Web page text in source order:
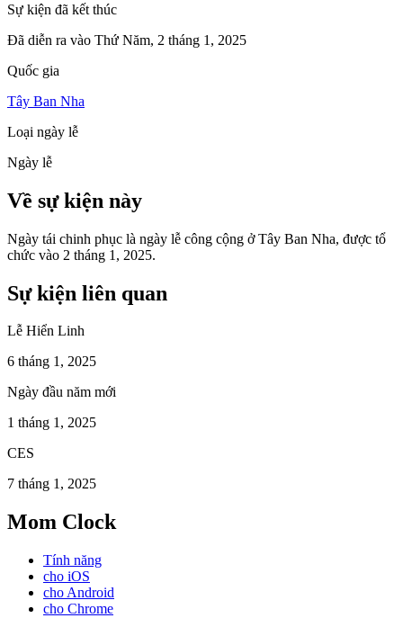
Sự kiện đã kết thúc
Đã diễn ra vào Thứ Năm, 2 tháng 1, 2025
Quốc gia
Tây Ban Nha
Loại ngày lễ
Ngày lễ
Về sự kiện này
Ngày tái chinh phục là ngày lễ công cộng ở Tây Ban Nha, được tổ
chức vào 2 tháng 1, 2025.
Sự kiện liên quan
Lễ Hiển Linh
6 tháng 1, 2025
Ngày đầu năm mới
1 tháng 1, 2025
CES
7 tháng 1, 2025
Mom Clock
Tính năng
cho iOS
cho Android
cho Chrome